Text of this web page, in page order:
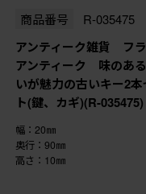
商品番号 R-035475
アンティーク雑貨 フ
アンティーク 味のあ
いが魅力の古いキー2本
ト(鍵、カギ)(R-035475)
幅：20㎜
奥行：90㎜
高さ：10㎜